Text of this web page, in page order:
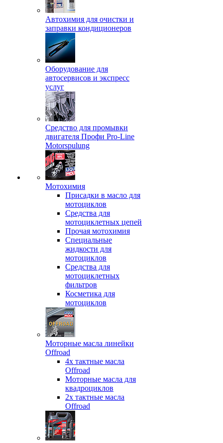
Автохимия для очистки и
заправки кондиционеров
Оборудование для
автосервисов и экспресс
услуг
Средство для промывки
двигателя Профи Pro-Line
Motorspulung
Мотохимия
Присадки в масло для
мотоциклов
Средства для
мотоциклетных цепей
Прочая мотохимия
Специальные
жидкости для
мотоциклов
Средства для
мотоциклетных
фильтров
Косметика для
мотоциклов
Моторные масла линейки
Offroad
4х тактные масла
Offroad
Моторные масла для
квадроциклов
2х тактные масла
Offroad